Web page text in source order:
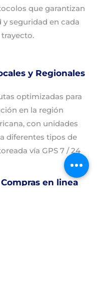
que garantizan
seguridad en cada
trayecto.
y Regionales
optimizadas para
en la región
con unidades
diferentes tipos de
vía GPS 7 / 24
en linea